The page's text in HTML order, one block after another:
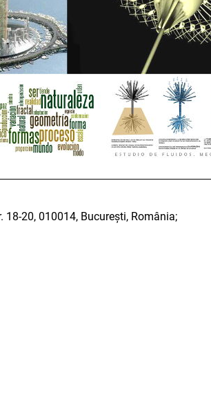
18-20, 010014, București, România;